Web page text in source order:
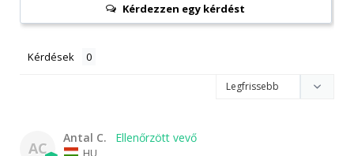
Kérdezzen egy kérdést
Kérdések
AC
Antal C.
HU